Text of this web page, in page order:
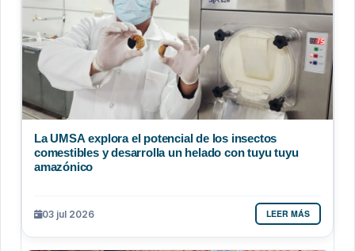
La UMSA explora el potencial de los insectos
comestibles y desarrolla un helado con tuyu tuyu
amazónico
03 jul 2026 LEER MÁS